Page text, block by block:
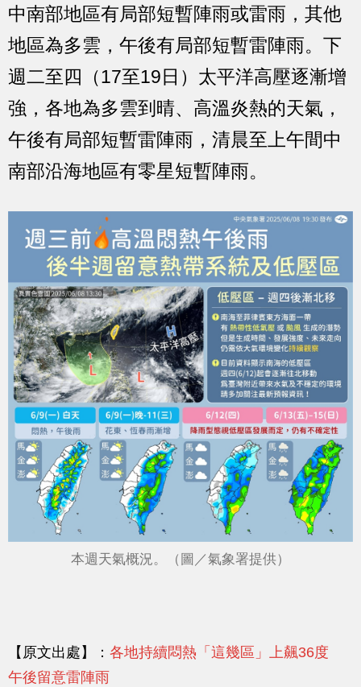
中南部地區有局部短暫陣雨或雷雨，其他
地區為多雲，午後有局部短暫雷陣雨。下
週二至四（17至19日）太平洋高壓逐漸增
強，各地為多雲到晴、高溫炎熱的天氣，
午後有局部短暫雷陣雨，清晨至上午間中
南部沿海地區有零星短暫陣雨。
本週天氣概況。（圖／氣象署提供）
【原文出處】： 各地持續悶熱「這幾區」上飆36度
午後留意雷陣雨